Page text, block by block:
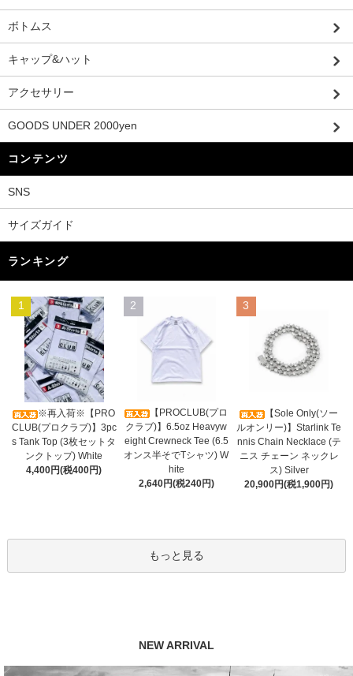
ボトムス
キャップ&ハット
アクセサリー
GOODS UNDER 2000yen
コンテンツ
SNS
サイズガイド
ランキング
1
※再入荷※【PRO
CLUB(プロクラブ)】3pc
s Tank Top (3枚セットタ
ンクトップ) White
4,400円(税400円)
2
【PROCLUB(プロ
クラブ)】6.5oz Heavyw
eight Crewneck Tee (6.5
オンス半そでTシャツ) W
hite
2,640円(税240円)
3
【Sole Only(ソー
ルオンリー)】Starlink Te
nnis Chain Necklace (テ
ニス チェーン ネックレ
ス) Silver
20,900円(税1,900円)
もっと見る
NEW ARRIVAL